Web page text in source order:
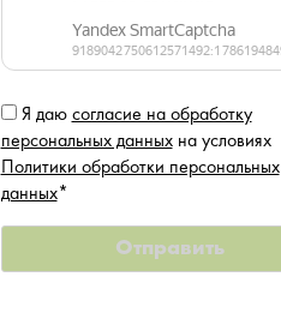
Я даю согласие на обработку
персональных данныхна условиях
Политики обработки персональных
данных*